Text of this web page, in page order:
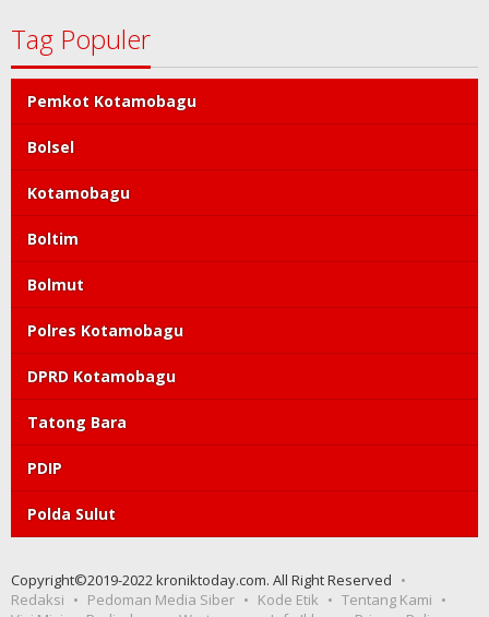
Tag Populer
Pemkot Kotamobagu
Bolsel
Kotamobagu
Boltim
Bolmut
Polres Kotamobagu
DPRD Kotamobagu
Tatong Bara
PDIP
Polda Sulut
Copyright©2019-2022 kroniktoday.com. All Right Reserved
Redaksi
Pedoman Media Siber Kode Etik
Tentang Kami